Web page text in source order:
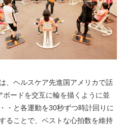
、ヘルスケア先進国アメリカで話
ードを交互に輪を描くように並
と各運動を30秒ずつ時計回りに
ることで、ベストな心拍数を維持